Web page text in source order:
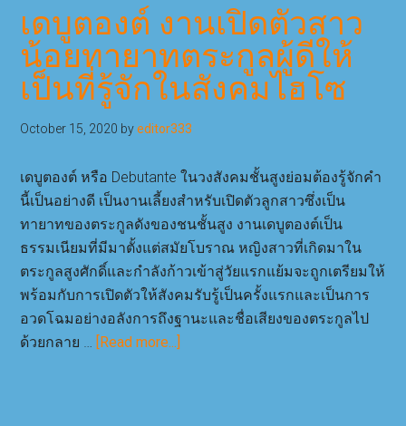
Super
Luxury
ต้อง
มี
เงิน
เท่า
ถึง
จะ
พอ
ซื้อ
!
เดบูตองต์ งานเปิดตัวสาว
น้อยทายาทตระกูลผู้ดีให้
เป็นที่รู้จักในสังคมไฮโซ
October 15, 2020 byeditor333
เดบูตองต์ หรือ Debutante ในวงสังคมชั้นสูงย่อมต้องรู้จักคำ
นี้เป็นอย่างดี เป็นงานเลี้ยงสำหรับเปิดตัวลูกสาวซึ่งเป็น
ทายาทของตระกูลดังของชนชั้นสูง งานเดบูตองต์เป็น
ธรรมเนียมที่มีมาตั้งแต่สมัยโบราณ หญิงสาวที่เกิดมาใน
ตระกูลสูงศักดิ์และกำลังก้าวเข้าสู่วัยแรกแย้มจะถูกเตรียมให้
พร้อมกับการเปิดตัวให้สังคมรับรู้เป็นครั้งแรกและเป็นการ
อวดโฉมอย่างอลังการถึงฐานะและชื่อเสียงของตระกูลไป
ด้วยกลาย … [Read more...]